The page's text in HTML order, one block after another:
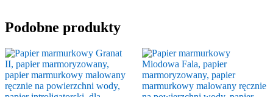
Podobne produkty